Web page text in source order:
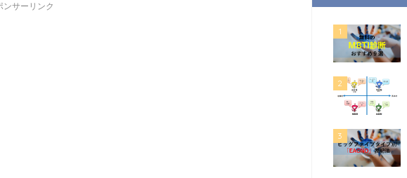
ンサーリンク
1
2
3